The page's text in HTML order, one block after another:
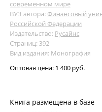
современном мире
ВУЗ автора: Финансовый
Российской Федерации
Издательство: Русайнс
Страниц: 392
Вид издания: Монография
Оптовая цена: 1 400 руб.
Книга размещена в базе